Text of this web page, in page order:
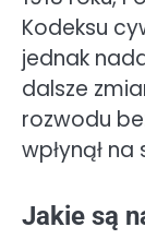
Kodeksu
jednak
dalsze
rozwodu
wpłynął
Jakie są